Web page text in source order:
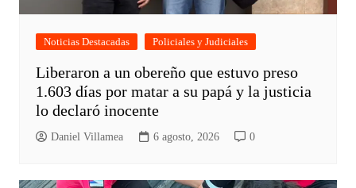
Noticias Destacadas Policiales y Judiciales
Liberaron a un obereño que estuvo preso
1.603 días por matar a su papá y la justicia
lo declaró inocente
Daniel Villamea 6 agosto, 2026 0